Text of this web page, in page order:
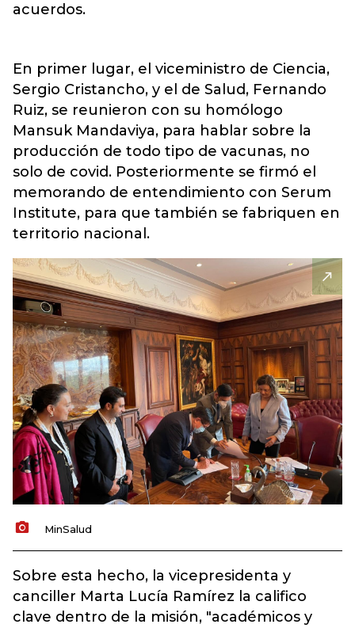
acuerdos.
En primer lugar, el viceministro de Ciencia,
Sergio Cristancho, y el de Salud, Fernando
Ruiz, se reunieron con su homólogo
Mansuk Mandaviya, para hablar sobre la
producción de todo tipo de vacunas, no
solo de covid. Posteriormente se firmó el
memorando de entendimiento con Serum
Institute, para que también se fabriquen en
territorio nacional.
MinSalud
Sobre esta hecho, la vicepresidenta y
canciller Marta Lucía Ramírez la califico
clave dentro de la misión, "académicos y